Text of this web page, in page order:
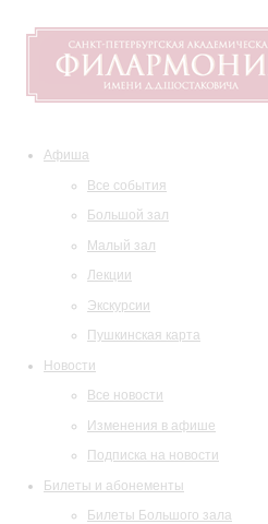
Афиша
Все события
Большой зал
Малый зал
Лекции
Экскурсии
Пушкинская карта
Новости
Все новости
Изменения в афише
Подписка на новости
Билеты и абонементы
Билеты Большого зала